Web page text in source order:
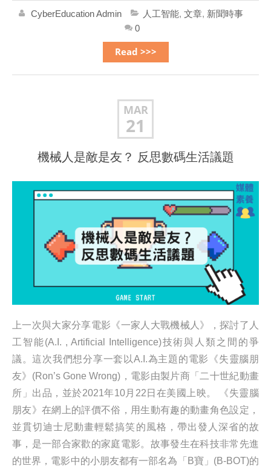
CyberEducation Admin 人工智能, 文章, 新聞時事
0
Read >>>
MAR
21
機械人是敵是友？ 反思數碼生活議題
上一次與大家分享電影《一家人大戰機械人》，探討了人
工智能(A.I. , Artificial Intelligence)技術與人類之間的爭
議。這次我們想分享一套以A.I.為主題的電影《失靈腦朋
友》(Ron’s Gone Wrong)，電影由製片商「二十世紀動畫
所」出品，並於2021年10月22日在美國上映。 《失靈腦
朋友》在網上的評價不俗，用生動有趣的動畫角色設定，
並貫切迪士尼動畫輕鬆搞笑的風格，帶出發人深省的故
事，是一部合家歡的家庭電影。故事發生在科技非常先進
的世界，電影中的小朋友都有一部名為「B寶」(B-BOT)的